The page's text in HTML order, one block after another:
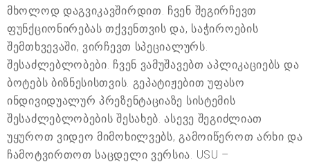
მხოლოდ დაგვიკავშირდით. ჩვენ შეგირჩევთ
ფუნქციონირებას თქვენთვის და, საჭიროების
შემთხვევაში, ვირჩევთ სპეციალურს.
შესაძლებლობები. ჩვენ ვამუშავებთ აპლიკაციებს და
ბოტებს ბიზნესისთვის. გეპატიჟებით უფასო
ინდივიდუალურ პრეზენტაციაზე სისტემის
შესაძლებლობების შესახებ. ასევე შეგიძლიათ
უყუროთ ვიდეო მიმოხილვებს, გამოიწეროთ არხი და
ჩამოტვირთოთ საცდელი ვერსია. USU –